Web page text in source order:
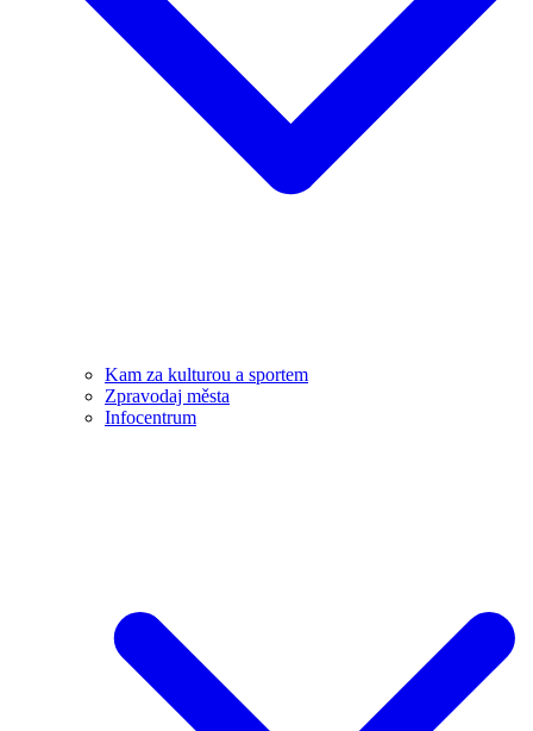
Kam za kulturou a sportem
Zpravodaj města
Infocentrum